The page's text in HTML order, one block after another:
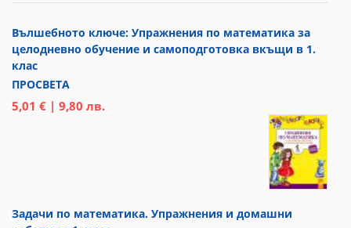
Вълшебното ключе: Упражнения по математика за
целодневно обучение и самоподготовка вкъщи в 1.
клас
ПРОСВЕТА
5,01 € | 9,80 лв.
Задачи по математика. Упражнения и домашни